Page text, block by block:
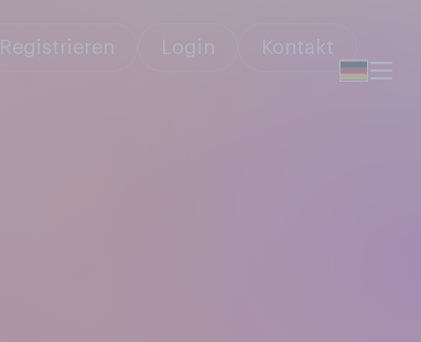
Registrieren Login Kontakt